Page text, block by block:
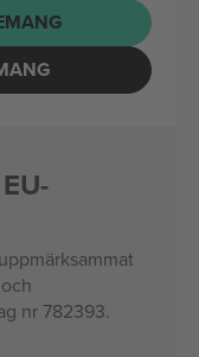
nr 782393.